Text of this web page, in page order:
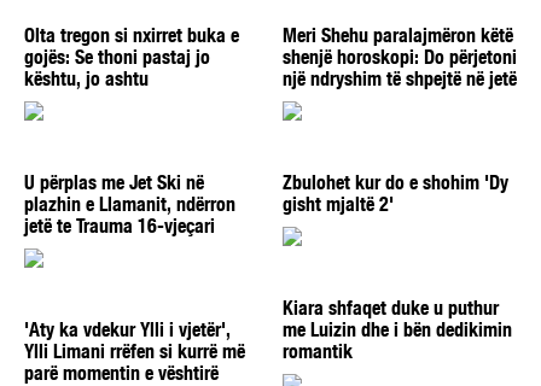
Olta tregon si nxirret buka e
gojës: Se thoni pastaj jo
kështu, jo ashtu
Meri Shehu paralajmëron këtë
shenjë horoskopi: Do përjetoni
një ndryshim të shpejtë në jetë
U përplas me Jet Ski në
plazhin e Llamanit, ndërron
jetë te Trauma 16-vjeçari
Zbulohet kur do e shohim 'Dy
gisht mjaltë 2'
Kiara shfaqet duke u puthur
me Luizin dhe i bën dedikimin
romantik
'Aty ka vdekur Ylli i vjetër',
Ylli Limani rrëfen si kurrë më
parë momentin e vështirë